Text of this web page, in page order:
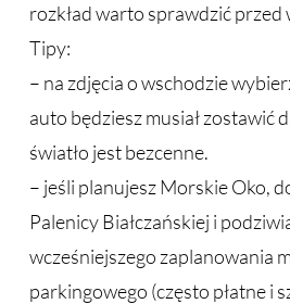
rozkład warto sprawdzić przed
Tipy:
– na zdjęcia o wschodzie
auto będziesz musiał zostawić
światło jest bezcenne.
– jeśli planujesz Morskie Oko,
Palenicy Białczańskiej i
wcześniejszego zaplanowania
parkingowego (często płatne i